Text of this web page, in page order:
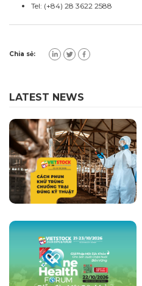
Tel: (+84) 28 3622 2588
Chia sẻ:
LATEST NEWS